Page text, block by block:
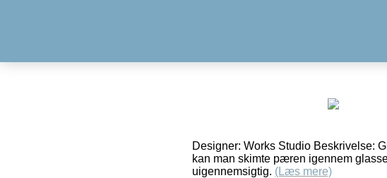
Designer: Works Studio Beskrivelse:
kan man skimte pæren igennem
uigennemsigtig. (Læs mere)